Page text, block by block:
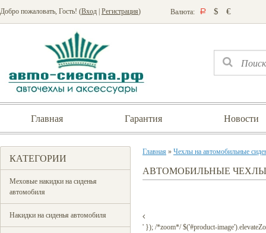
Добро пожаловать, Гость! (Вход Регистрация) Валюта: Р $ €
Главная Гарантия Новости
КАТЕГОРИИ
Меховые накидки на сиденья
автомобиля
Накидки на сиденья автомобиля
Главная » Чехлы на автомобильные
АВТОМОБИЛЬНЫЕ ЧЕХЛЫ
' }); /*zoom*/ $('#product-